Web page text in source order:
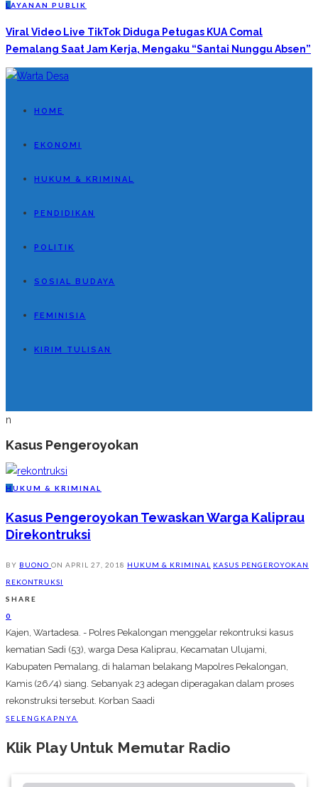
L AYANAN PUBLIK
Viral Video Live TikTok Diduga Petugas KUA Comal
Pemalang Saat Jam Kerja, Mengaku “Santai Nunggu Absen”
HOME
EKONOMI
HUKUM & KRIMINAL
PENDIDIKAN
POLITIK
SOSIAL BUDAYA
FEMINISIA
KIRIM TULISAN
n
Kasus Pengeroyokan
H UKUM & KRIMINAL
Kasus Pengeroyokan Tewaskan Warga Kaliprau
Direkontruksi
BY BUONO ON APRIL 27, 2018 HUKUM & KRIMINAL
KASUS PENGEROYOKAN
REKONTRUKSI
SHARE
0
Kajen, Wartadesa. - Polres Pekalongan menggelar rekontruksi kasus
kematian Sadi (53), warga Desa Kaliprau, Kecamatan Ulujami,
Kabupaten Pemalang, di halaman belakang Mapolres Pekalongan,
Kamis (26/4) siang. Sebanyak 23 adegan diperagakan dalam proses
rekonstruksi tersebut. Korban Saadi
SELENGKAPNYA
Klik Play Untuk Memutar Radio